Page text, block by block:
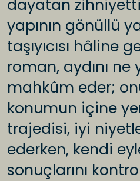
dayatan
yapının gönüllü
taşıyıcısı hâline
roman, aydını
mahkûm eder;
konumun içine
trajedisi, iyi
ederken, kendi
sonuçlarını